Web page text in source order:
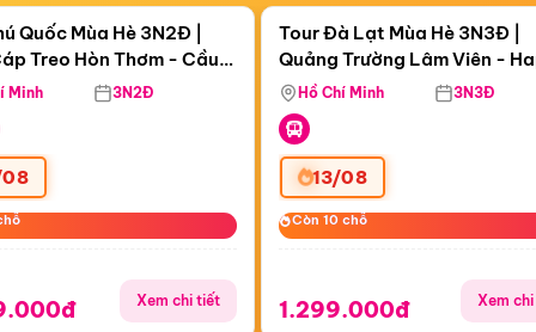
00:01:32
Treo Hòn Thơm
Quốc Mùa Hè 3N2Đ |
Treo Hòn Thơm - Cầu
Viên Nước Aquatopia
Minh 3N2Đ
Xem chi tiết
Còn06 ngày 00:01:32
Tour Đà Lạt Mùa Hè 3N3Đ |
Quảng Trường Lâm Viên -
Hill - Puppy Farm
Hồ Chí Minh 3N3Đ
13/08
Còn 10 chỗ
Còn 10 chỗ
1.299.000đ Xem